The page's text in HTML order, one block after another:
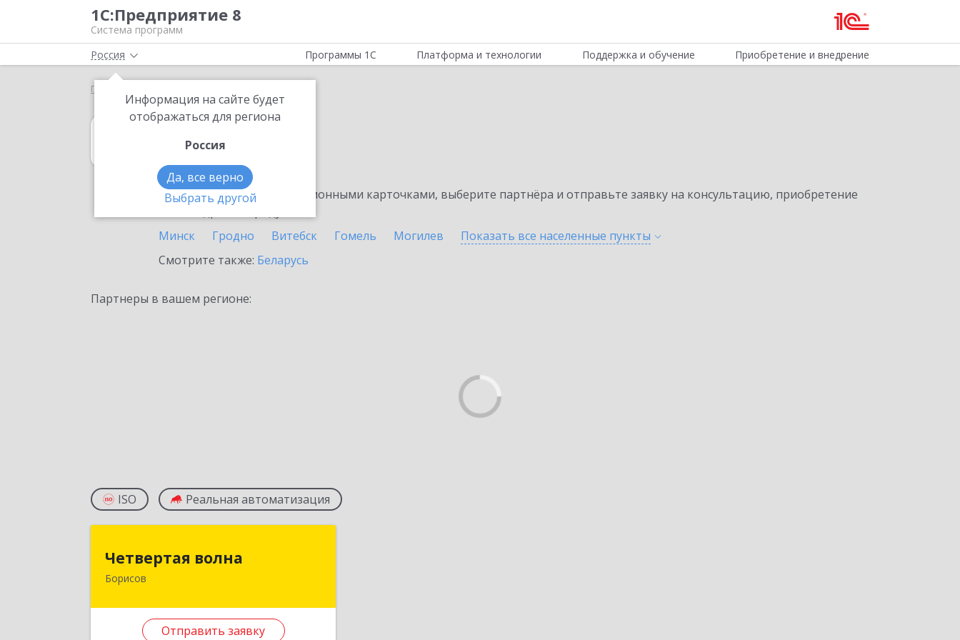
1С:Предприятие 8
Система программ
Россия
Информация на сайте будет
отображаться для региона
Россия
Да, все верно
Выбрать другой
Программы 1С Платформа и технологии Поддержка и обучение Приобретение и внедрение
Главная
1С:Касса
в Борисове
Ознакомьтесь с информационными карточками, выберите партнёра и отправьте заявку на консультацию, приобретение
Минск
Гродно Витебск Гомель Могилев Показать все населенные пункты
Смотрите также: Беларусь
Партнеры в вашем регионе:
ISO Реальная автоматизация
Четвертая волна
Борисов
Отправить заявку
Чапаева, д.1, комната 208а, а/я 962